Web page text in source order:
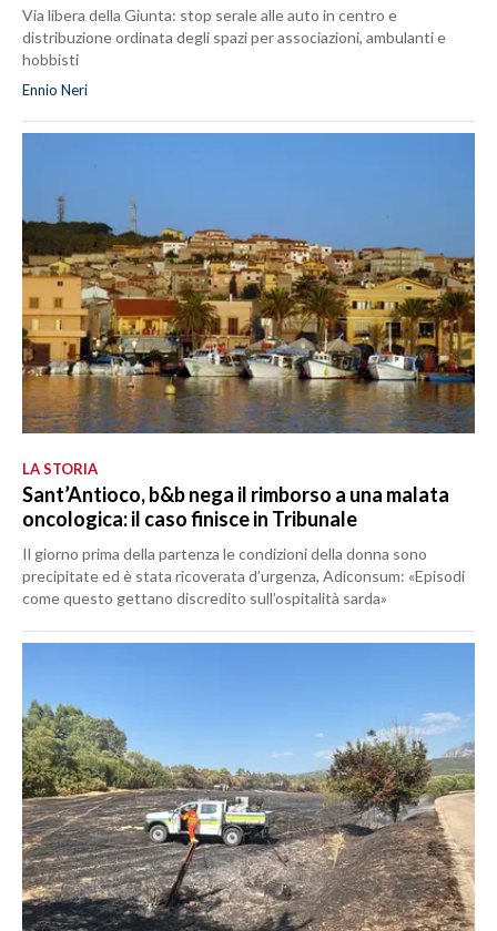
Via libera della Giunta: stop serale alle auto in centro e
distribuzione ordinata degli spazi per associazioni, ambulanti e
hobbisti
Ennio Neri
LA STORIA
Sant’Antioco, b&b nega il rimborso a una malata
oncologica: il caso finisce in Tribunale
Il giorno prima della partenza le condizioni della donna sono
precipitate ed è stata ricoverata d’urgenza, Adiconsum: «Episodi
come questo gettano discredito sull’ospitalità sarda»